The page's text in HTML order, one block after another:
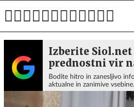
Izberite Siol.net
prednostni vir
Bodite hitro in zanesljivo
aktualne in zanimive vsebine.